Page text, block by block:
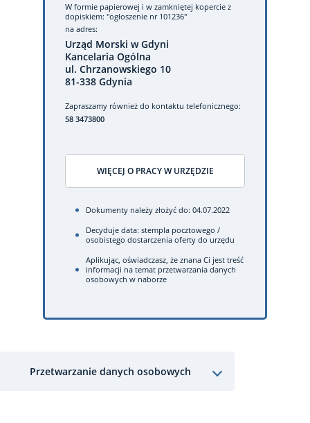
W formie papierowej i w zamkniętej kopercie z
dopiskiem: "ogłoszenie nr 101236"
na adres:
Urząd Morski w Gdyni
Kancelaria Ogólna
ul. Chrzanowskiego 10
81-338 Gdynia
Zapraszamy również do kontaktu telefonicznego:
58 3473800
WIĘCEJ O PRACY W URZĘDZIE
Dokumenty należy złożyć do: 04.07.2022
Decyduje data: stempla pocztowego /
osobistego dostarczenia oferty do urzędu
Aplikując, oświadczasz, że znana Ci jest treść
informacji na temat przetwarzania danych
osobowych w naborze
Przetwarzanie danych osobowych